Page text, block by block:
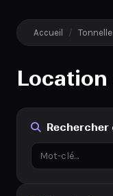
Accueil /
Location
Rechercher